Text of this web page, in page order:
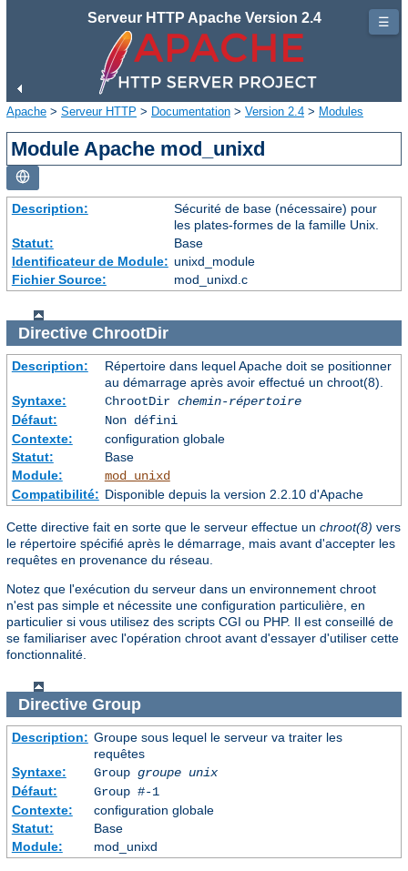
Serveur HTTP Apache Version 2.4
Apache > Serveur HTTP > Documentation > Version 2.4 > Modules
Module Apache mod_unixd
Description:
Sécurité de base (nécessaire) pour
les plates-formes de la famille Unix.
Statut:
Base
Identificateur de Module: unixd_module
Fichier Source:
mod_unixd.c
Directive ChrootDir
Description:
Répertoire dans lequel Apache doit se positionner
au démarrage après avoir effectué un chroot(8).
Syntaxe:
ChrootDir chemin-répertoire
Défaut:
Non défini
Contexte:
configuration globale
Statut:
Base
Module:
mod_unixd
Compatibilité: Disponible depuis la version 2.2.10 d'Apache
Cette directive fait en sorte que le serveur effectue un chroot(8) vers
le répertoire spécifié après le démarrage, mais avant d'accepter les
requêtes en provenance du réseau.
Notez que l'exécution du serveur dans un environnement chroot
n'est pas simple et nécessite une configuration particulière, en
particulier si vous utilisez des scripts CGI ou PHP. Il est conseillé de
se familiariser avec l'opération chroot avant d'essayer d'utiliser cette
fonctionnalité.
Directive Group
Description: Groupe sous lequel le serveur va traiter les
requêtes
Syntaxe:
Group groupe unix
Défaut:
Group #-1
Contexte:
configuration globale
Statut:
Base
Module:
mod_unixd
☰